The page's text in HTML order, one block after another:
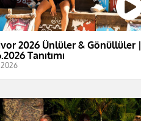
2026 Ünlüler & Gönüllüler |
Tanıtımı